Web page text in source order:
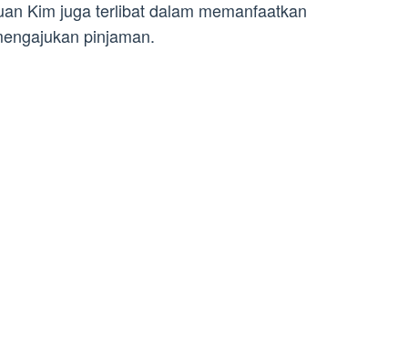
Kim juga terlibat dalam memanfaatkan
pinjaman.